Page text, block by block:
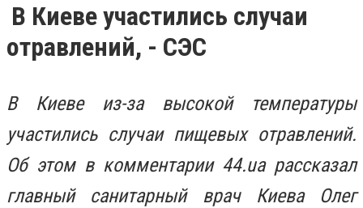
В Киеве участились случаи
отравлений, - СЭС
В Киеве из-за высокой температуры
участились случаи пищевых отравлений.
Об этом в комментарии 44.ua рассказал
главный санитарный врач Киева Олег